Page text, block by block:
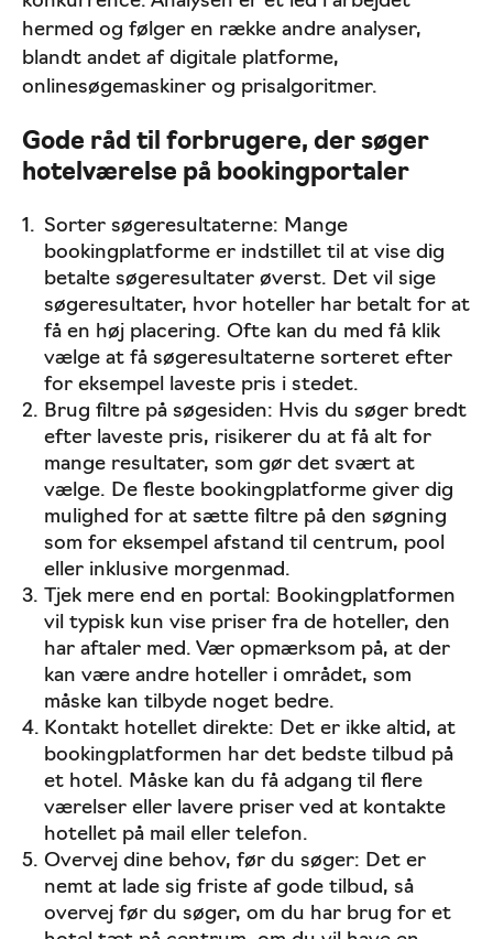
hermed og følger en række andre analyser,
blandt andet af digitale platforme,
onlinesøgemaskiner og prisalgoritmer.
Gode råd til forbrugere, der søger
hotelværelse på bookingportaler
Sorter søgeresultaterne: Mange
bookingplatforme er indstillet til at vise dig
betalte søgeresultater øverst. Det vil sige
søgeresultater, hvor hoteller har betalt for at
få en høj placering. Ofte kan du med få klik
vælge at få søgeresultaterne sorteret efter
for eksempel laveste pris i stedet.
Brug filtre på søgesiden: Hvis du søger bredt
efter laveste pris, risikerer du at få alt for
mange resultater, som gør det svært at
vælge. De fleste bookingplatforme giver dig
mulighed for at sætte filtre på den søgning
som for eksempel afstand til centrum, pool
eller inklusive morgenmad.
Tjek mere end en portal: Bookingplatformen
vil typisk kun vise priser fra de hoteller, den
har aftaler med. Vær opmærksom på, at der
kan være andre hoteller i området, som
måske kan tilbyde noget bedre.
Kontakt hotellet direkte: Det er ikke altid, at
bookingplatformen har det bedste tilbud på
et hotel. Måske kan du få adgang til flere
værelser eller lavere priser ved at kontakte
hotellet på mail eller telefon.
Overvej dine behov, før du søger: Det er
nemt at lade sig friste af gode tilbud, så
overvej før du søger, om du har brug for et